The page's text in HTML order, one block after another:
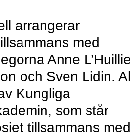
arrangerar
med
Anne
och Sven Lidin.
Kungliga
som står
tillsammans med